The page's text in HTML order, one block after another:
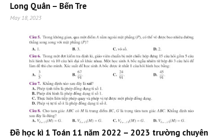
Long Quân – Bến Tre
May 18, 2023
Đề học kì 1 Toán 11 năm 2022 – 2023 trường chuyên